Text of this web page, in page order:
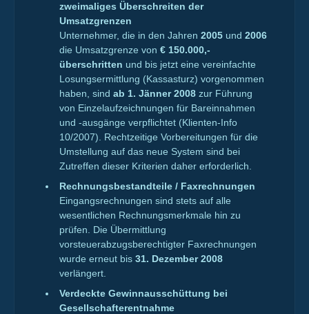
zweimaliges Überschreiten der
Umsatzgrenzen
Unternehmer, die in den Jahren 2005 und 2006
die Umsatzgrenze von € 150.000,-
überschritten und bis jetzt eine vereinfachte
Losungsermittlung (Kassasturz) vorgenommen
haben, sind ab 1. Jänner 2008 zur Führung
von Einzelaufzeichnungen für Bareinnahmen
und -ausgänge verpflichtet (Klienten-Info
10/2007). Rechtzeitige Vorbereitungen für die
Umstellung auf das neue System sind bei
Zutreffen dieser Kriterien daher erforderlich.
Rechnungsbestandteile / Faxrechnungen
Eingangsrechnungen sind stets auf alle
wesentlichen Rechnungsmerkmale hin zu
prüfen. Die Übermittlung
vorsteuerabzugsberechtigter Faxrechnungen
wurde erneut bis 31. Dezember 2008
verlängert.
Verdeckte Gewinnausschüttung bei
Gesellschafterentnahme